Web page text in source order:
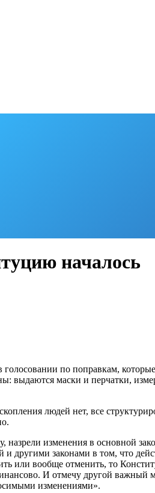
началось
по поправкам,
выдаются маски и перчатки,
людей нет, все
изменения в основной
другими законами в том, что
вообще отменить, то
И отмечу другой важный
изменениями».